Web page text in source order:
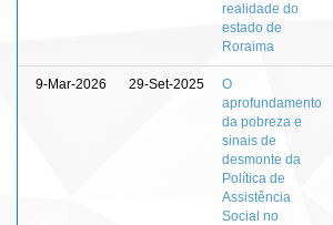
realidade do
estado de
Roraima
9-Mar-2026 29-Set-2025
O
aprofundamento
da pobreza e
sinais de
desmonte da
Política de
Assistência
Social no